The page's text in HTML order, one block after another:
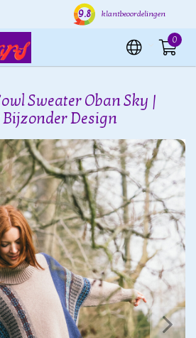
Verzending binnen 24 uur
9.8 klantbeoordelingen
0
Sweater Oban Sky |
Design